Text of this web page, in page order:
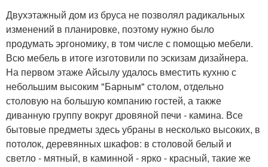
Двухэтажный дом из бруса не позволял радикальных
изменений в планировке, поэтому нужно было
продумать эргономику, в том числе с помощью мебели.
Всю мебель в итоге изготовили по эскизам дизайнера.
На первом этаже Айсылу удалось вместить кухню с
небольшим высоким "Барным" столом, отдельно
столовую на большую компанию гостей, а также
диванную группу вокруг дровяной печи - камина. Все
бытовые предметы здесь убраны в несколько высоких, в
потолок, деревянных шкафов: в столовой белый и
светло - мятный, в каминной - ярко - красный, такие же